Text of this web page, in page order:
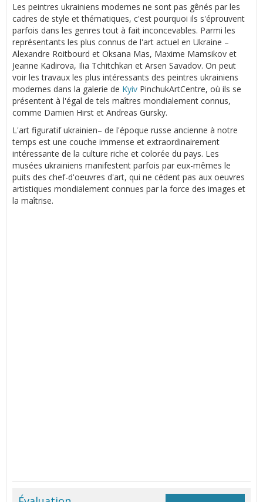
Les peintres ukrainiens modernes ne sont pas gênés par les
cadres de style et thématiques, c'est pourquoi ils s'éprouvent
parfois dans les genres tout à fait inconcevables. Parmi les
représentants les plus connus de l'art actuel en Ukraine –
Alexandre Roitbourd et Oksana Mas, Maxime Mamsikov et
Jeanne Kadirova, Ilia Tchitchkan et Arsen Savadov. On peut
voir les travaux les plus intéressants des peintres ukrainiens
modernes dans la galerie de Kyiv PinchukArtCentre, où ils se
présentent à l'égal de tels maîtres mondialement connus,
comme Damien Hirst et Andreas Gursky.
L'art figuratif ukrainien– de l'époque russe ancienne à notre
temps est une couche immense et extraordinairement
intéressante de la culture riche et colorée du pays. Les
musées ukrainiens manifestent parfois par eux-mêmes le
puits des chef-d'oeuvres d'art, qui ne cédent pas aux oeuvres
artistiques mondialement connues par la force des images et
la maîtrise.